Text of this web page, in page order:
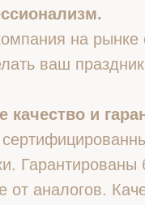
на рынке
ваш
качество и
Гарантированы
от аналогов.